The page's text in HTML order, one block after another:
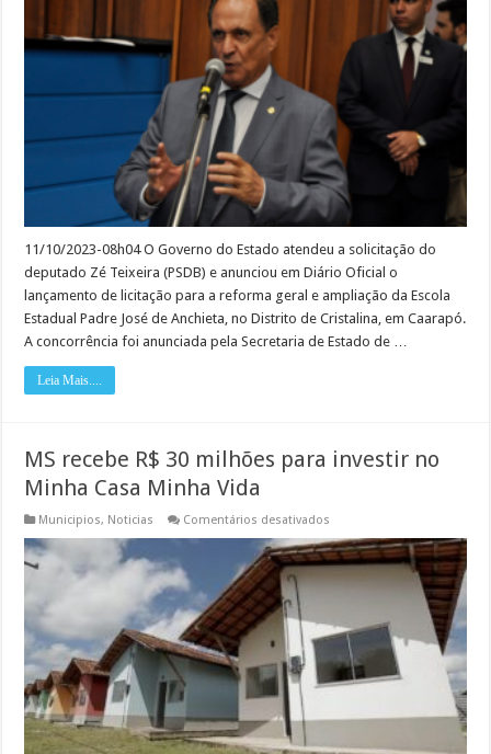
Teixeira
anuncia
obras
em
escola
11/10/2023-08h04 O Governo do Estado atendeu a solicitação do
deputado Zé Teixeira (PSDB) e anunciou em Diário Oficial o
lançamento de licitação para a reforma geral e ampliação da Escola
Estadual Padre José de Anchieta, no Distrito de Cristalina, em Caarapó.
A concorrência foi anunciada pela Secretaria de Estado de …
Leia Mais....
MS recebe R$ 30 milhões para investir no
Minha Casa Minha Vida
Municipios, Noticias Comentários desativados
recebe
R$
no
Minha
Casa
Minha
Vida